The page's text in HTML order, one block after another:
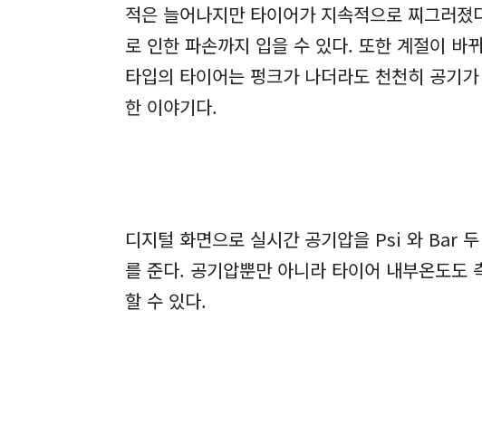
적은 늘어나지만 타이어가 지속적으로 찌그러
로 인한 파손까지 입을 수 있다. 또한 계절이 바
타입의 타이어는 펑크가 나더라도 천천히 공기
한 이야기다.
디지털 화면으로 실시간 공기압을 Psi 와 Bar
를 준다. 공기압뿐만 아니라 타이어 내부온도도
할 수 있다.